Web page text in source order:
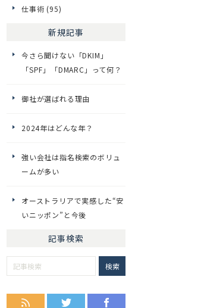
仕事術 (95)
新規記事
今さら聞けない「DKIM」
「SPF」「DMARC」って何？
御社が選ばれる理由
2024年はどんな年？
強い会社は指名検索のボリュ
ームが多い
オーストラリアで実感した“安
いニッポン”と今後
記事検索